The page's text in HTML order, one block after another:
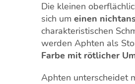
Die kleinen
sich um einen
charakteristischen
werden Aphten als
Farbe mit rötlicher
Aphten unterscheidet